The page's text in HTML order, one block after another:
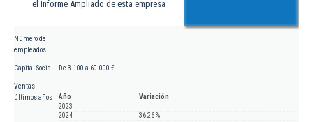
el Informe Ampliado de esta empresa
Número de
empleados
Capital Social De 3.100 a 60.000 €
Ventas
últimos años
Año
Variación
2023
2024
36,26 %